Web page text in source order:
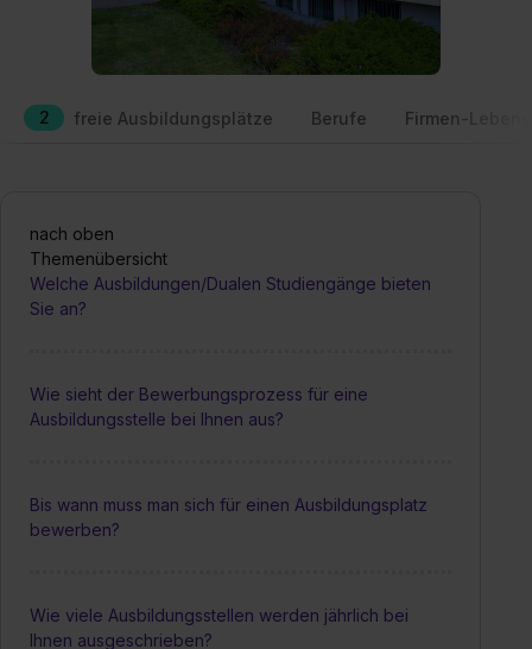
2 freie Ausbildungsplätze Berufe Firmen-
nach oben
Themenübersicht
Welche Ausbildungen/Dualen Studiengänge bieten
Sie an?
Wie sieht der Bewerbungsprozess für eine
Ausbildungsstelle bei Ihnen aus?
Bis wann muss man sich für einen Ausbildungsplatz
bewerben?
Wie viele Ausbildungsstellen werden jährlich bei
Ihnen ausgeschrieben?